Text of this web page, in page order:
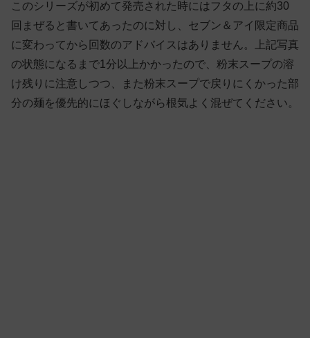
このシリーズが初めて発売された時にはフタの上に約30
回まぜると書いてあったのに対し、セブン＆アイ限定商品
に変わってから回数のアドバイスはありません。上記写真
の状態になるまで1分以上かかったので、粉末スープの溶
け残りに注意しつつ、また粉末スープで戻りにくかった部
分の麺を優先的にほぐしながら根気よく混ぜてください。